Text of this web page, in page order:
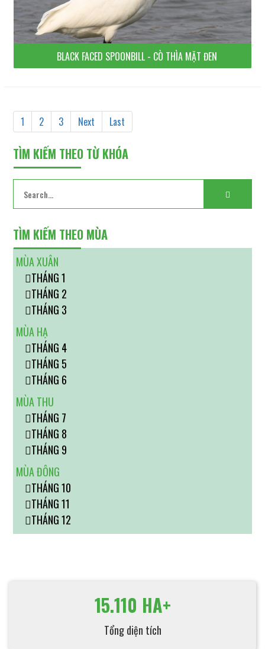
BLACK FACED SPOONBILL - CÒ THÌA MẶT ĐEN
1 2 3 Next Last
TÌM KIẾM THEO TỪ KHÓA
TÌM KIẾM THEO MÙA
MÙA XUÂN
THÁNG 1
THÁNG 2
THÁNG 3
MÙA HẠ
THÁNG 4
THÁNG 5
THÁNG 6
MÙA THU
THÁNG 7
THÁNG 8
THÁNG 9
MÙA ĐÔNG
THÁNG 10
THÁNG 11
THÁNG 12
15.110 HA+
Tổng diện tích